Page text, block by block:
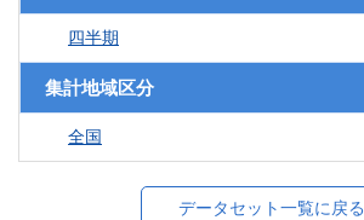
四半期
集計地域区分
全国
データセット一覧に戻る